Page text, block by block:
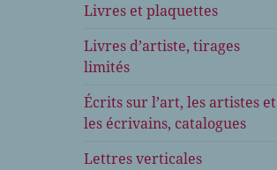
Livres et plaquettes
Livres d’artiste, tirages
limités
Écrits sur l’art, les artistes et
les écrivains, catalogues
Lettres verticales